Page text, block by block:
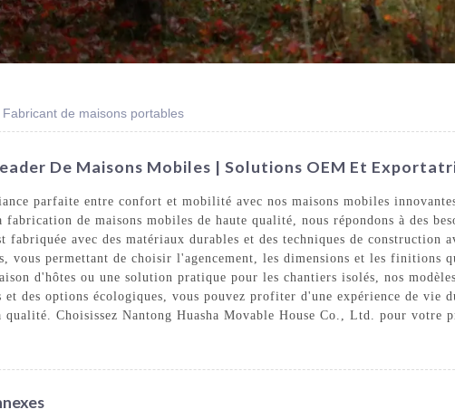
Fabricant de maisons portables
De Maisons Mobiles | Solutions OEM Et
parfaite entre confort et mobilité avec nos maisons mobiles
fabrication de maisons mobiles de haute qualité, nous répondons à des
fabriquée avec des matériaux durables et des techniques de
vous permettant de choisir l'agencement, les dimensions et les finitions
d'hôtes ou une solution pratique pour les chantiers isolés, nos
et des options écologiques, vous pouvez profiter d'une expérience de
qualité. Choisissez Nantong Huasha Movable House Co., Ltd. pour